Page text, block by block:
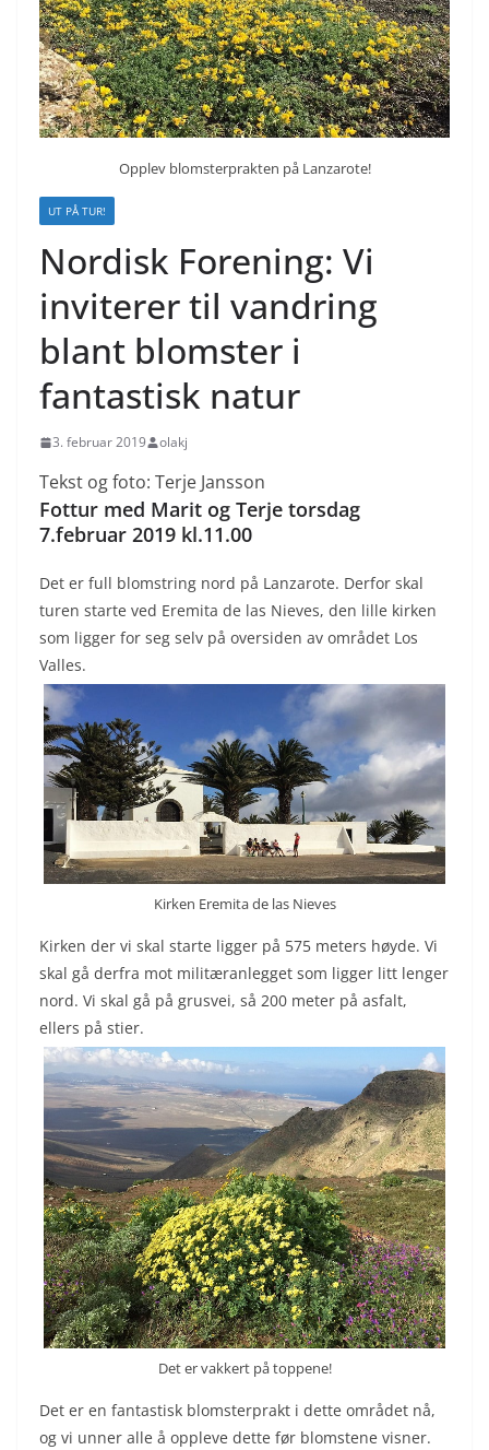
Opplev blomsterprakten på Lanzarote!
UT PÅ TUR!
Nordisk Forening: Vi
inviterer til vandring
blant blomster i
fantastisk natur
3. februar 2019 olakj
Tekst og foto: Terje Jansson
Fottur med Marit og Terje torsdag
7.februar 2019 kl.11.00
Det er full blomstring nord på Lanzarote. Derfor skal
turen starte ved Eremita de las Nieves, den lille kirken
som ligger for seg selv på oversiden av området Los
Valles.
Kirken Eremita de las Nieves
Kirken der vi skal starte ligger på 575 meters høyde. Vi
skal gå derfra mot militæranlegget som ligger litt lenger
nord. Vi skal gå på grusvei, så 200 meter på asfalt,
ellers på stier.
Det er vakkert på toppene!
Det er en fantastisk blomsterprakt i dette området nå,
og vi unner alle å oppleve dette før blomstene visner.